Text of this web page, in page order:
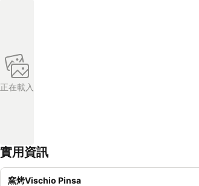
正在載入
實用資訊
窯烤Vischio Pinsa